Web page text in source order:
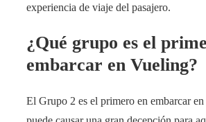
experiencia de viaje del pasajero.
¿Qué grupo es el
embarcar en Vueling?
El Grupo 2 es el primero en embarcar